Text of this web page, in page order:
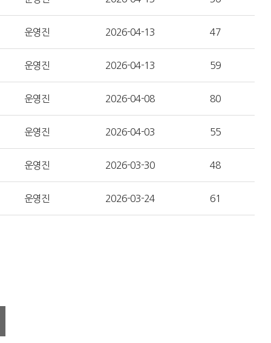
운영진 2026-04-13 47
운영진 2026-04-13 59
운영진 2026-04-08 80
운영진 2026-04-03 55
운영진 2026-03-30 48
운영진 2026-03-24 61